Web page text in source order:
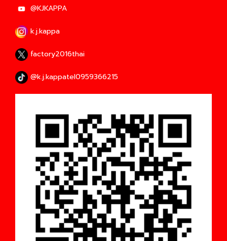
@KJKAPPA
k.j.kappa
factory2016thai
@k.j.kappatel0959366215